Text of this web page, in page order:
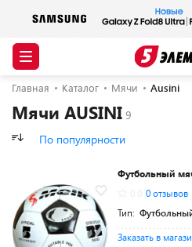
Главная Каталог Мячи Ausini
Мячи AUSINI
По популярности
Футбольный
0 отзывов
Тип:
Заказать в